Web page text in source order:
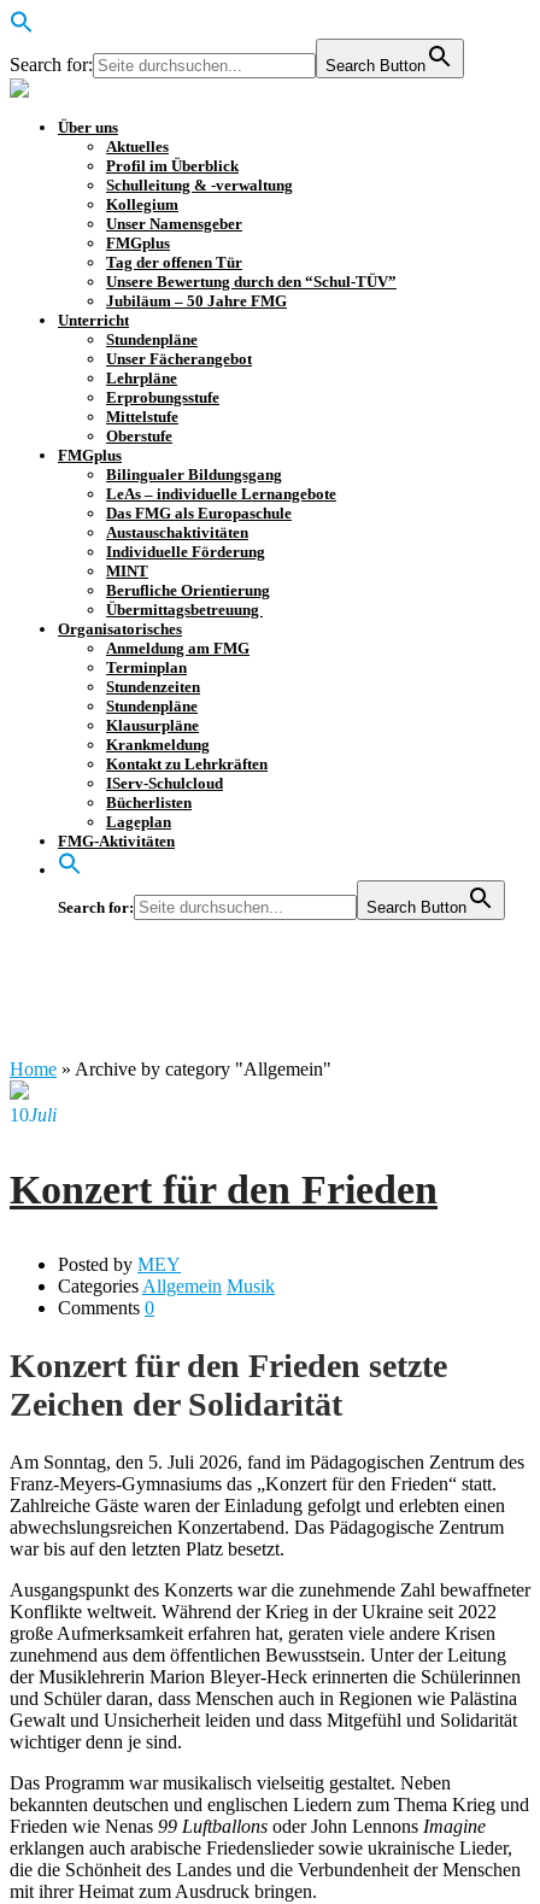
Search for: Search Button
Über uns
Aktuelles
Profil im Überblick
Schulleitung & -verwaltung
Kollegium
Unser Namensgeber
FMGplus
Tag der offenen Tür
Unsere Bewertung durch den “Schul-TÜV”
Jubiläum – 50 Jahre FMG
Unterricht
Stundenpläne
Unser Fächerangebot
Lehrpläne
Erprobungsstufe
Mittelstufe
Oberstufe
FMGplus
Bilingualer Bildungsgang
LeAs – individuelle Lernangebote
Das FMG als Europaschule
Austauschaktivitäten
Individuelle Förderung
MINT
Berufliche Orientierung
Übermittagsbetreuung
Organisatorisches
Anmeldung am FMG
Terminplan
Stundenzeiten
Stundenpläne
Klausurpläne
Krankmeldung
Kontakt zu Lehrkräften
IServ-Schulcloud
Bücherlisten
Lageplan
FMG-Aktivitäten
Search for: Search Button
Home » Archive by category "Allgemein"
10Juli
Konzert für den Frieden
Posted by MEY
Categories Allgemein Musik
Comments 0
Konzert für den Frieden setzte
Zeichen der Solidarität
Am Sonntag, den 5. Juli 2026, fand im Pädagogischen Zentrum des
Franz-Meyers-Gymnasiums das „Konzert für den Frieden“ statt.
Zahlreiche Gäste waren der Einladung gefolgt und erlebten einen
abwechslungsreichen Konzertabend. Das Pädagogische Zentrum
war bis auf den letzten Platz besetzt.
Ausgangspunkt des Konzerts war die zunehmende Zahl bewaffneter
Konflikte weltweit. Während der Krieg in der Ukraine seit 2022
große Aufmerksamkeit erfahren hat, geraten viele andere Krisen
zunehmend aus dem öffentlichen Bewusstsein. Unter der Leitung
der Musiklehrerin Marion Bleyer-Heck erinnerten die Schülerinnen
und Schüler daran, dass Menschen auch in Regionen wie Palästina
Gewalt und Unsicherheit leiden und dass Mitgefühl und Solidarität
wichtiger denn je sind.
Das Programm war musikalisch vielseitig gestaltet. Neben
bekannten deutschen und englischen Liedern zum Thema Krieg und
Frieden wie Nenas 99 Luftballons oder John Lennons Imagine
erklangen auch arabische Friedenslieder sowie ukrainische Lieder,
die die Schönheit des Landes und die Verbundenheit der Menschen
mit ihrer Heimat zum Ausdruck bringen.